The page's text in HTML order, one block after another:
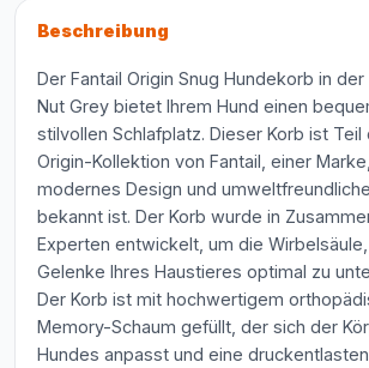
Beschreibung
Der Fantail Origin Snug Hundekorb in
Nut Grey bietet Ihrem Hund einen
stilvollen Schlafplatz. Dieser Korb ist
Origin-Kollektion von Fantail, einer
modernes Design und
bekannt ist. Der Korb wurde in
Experten entwickelt, um die
Gelenke Ihres Haustieres optimal zu
Der Korb ist mit hochwertigem
Memory-Schaum gefüllt, der sich der
Hundes anpasst und eine